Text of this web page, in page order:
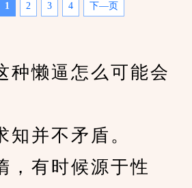
1 2 3 4 下—页
懒逼怎么可能会
并不矛盾。
有时候源于性